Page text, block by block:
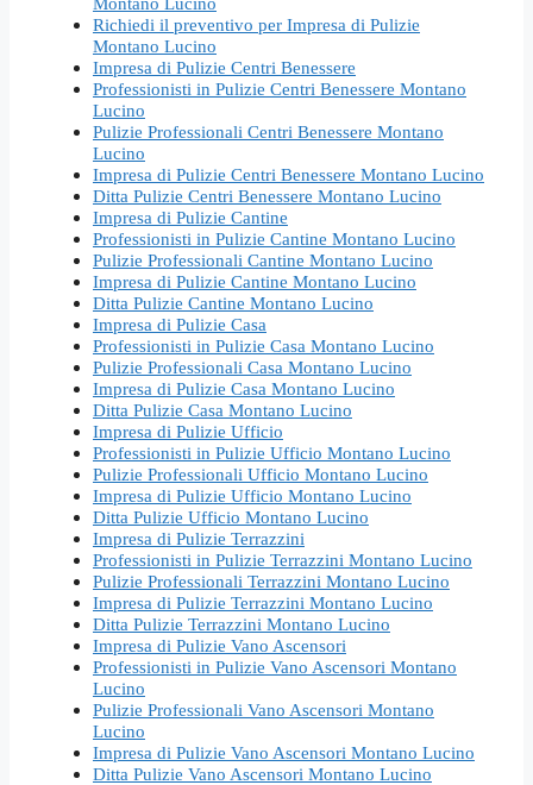
Richiedi il preventivo per Impresa di Pulizie
Montano Lucino
Impresa di Pulizie Centri Benessere
Professionisti in Pulizie Centri Benessere Montano
Lucino
Pulizie Professionali Centri Benessere Montano
Lucino
Impresa di Pulizie Centri Benessere Montano Lucino
Ditta Pulizie Centri Benessere Montano Lucino
Impresa di Pulizie Cantine
Professionisti in Pulizie Cantine Montano Lucino
Pulizie Professionali Cantine Montano Lucino
Impresa di Pulizie Cantine Montano Lucino
Ditta Pulizie Cantine Montano Lucino
Impresa di Pulizie Casa
Professionisti in Pulizie Casa Montano Lucino
Pulizie Professionali Casa Montano Lucino
Impresa di Pulizie Casa Montano Lucino
Ditta Pulizie Casa Montano Lucino
Impresa di Pulizie Ufficio
Professionisti in Pulizie Ufficio Montano Lucino
Pulizie Professionali Ufficio Montano Lucino
Impresa di Pulizie Ufficio Montano Lucino
Ditta Pulizie Ufficio Montano Lucino
Impresa di Pulizie Terrazzini
Professionisti in Pulizie Terrazzini Montano Lucino
Pulizie Professionali Terrazzini Montano Lucino
Impresa di Pulizie Terrazzini Montano Lucino
Ditta Pulizie Terrazzini Montano Lucino
Impresa di Pulizie Vano Ascensori
Professionisti in Pulizie Vano Ascensori Montano
Lucino
Pulizie Professionali Vano Ascensori Montano
Lucino
Impresa di Pulizie Vano Ascensori Montano Lucino
Ditta Pulizie Vano Ascensori Montano Lucino